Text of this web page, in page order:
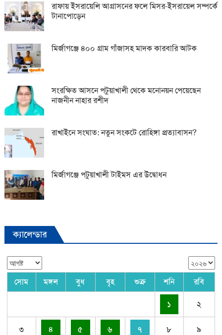
রাফায় ইসরায়েলি আগ্রাসনের ফলে মিসর-ইসরায়েল সম্পর্কে
টানাপোড়েন
মির্জাগঞ্জে ৪০০ গ্রাম গাঁজাসহ মাদক কারবারি আটক
সংরক্ষিত আসনে পটুয়াখালী থেকে মনোনয়ন পেয়েছেন
নাজনীন নাহার রশীদ
রাখাইনে সংঘাত: নতুন সংকটে রোহিঙ্গা প্রত্যাবাসন?
মির্জাগঞ্জে পটুয়াখালী টাইমস এর উদ্বোধন
ক্যালেন্ডার
সোম মঙ্গল বুধ বৃহ শুক্র শনি রবি
১ ২
৩ ৪ ৫ ৬ ৭ ৮ ৯